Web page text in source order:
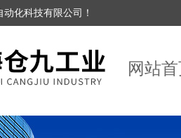
化科技有限公司！
网站